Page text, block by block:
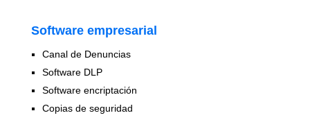
Software empresarial
Canal de Denuncias
Software DLP
Software encriptación
Copias de seguridad